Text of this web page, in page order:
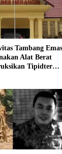
Tambang Emas
Alat Berat
Tipidter